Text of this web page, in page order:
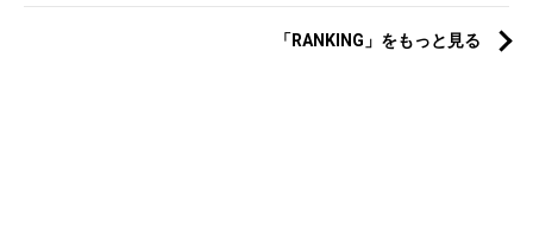
「RANKING」をもっと見る